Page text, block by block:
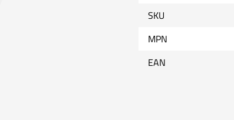
SKU
MPN
EAN